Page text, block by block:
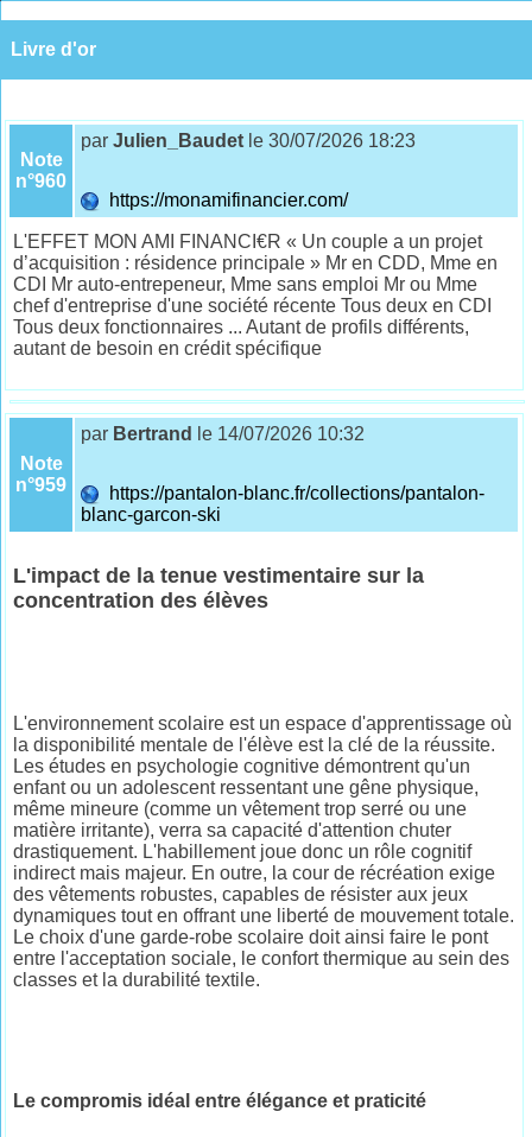
Livre d'or
Note
n°960
parJulien_Baudet le 30/07/2026 18:23
https://monamifinancier.com/
L'EFFET MON AMI FINANCI€R « Un couple a un projet
d’acquisition : résidence principale » Mr en CDD, Mme en
CDI Mr auto-entrepeneur, Mme sans emploi Mr ou Mme
chef d'entreprise d'une société récente Tous deux en CDI
Tous deux fonctionnaires ... Autant de profils différents,
autant de besoin en crédit spécifique
Note
n°959
par Bertrand le 14/07/2026 10:32
https://pantalon-blanc.fr/collections/pantalon-
blanc-garcon-ski
L'impact de la tenue vestimentaire sur la
concentration des élèves
L'environnement scolaire est un espace d'apprentissage où
la disponibilité mentale de l'élève est la clé de la réussite.
Les études en psychologie cognitive démontrent qu'un
enfant ou un adolescent ressentant une gêne physique,
même mineure (comme un vêtement trop serré ou une
matière irritante), verra sa capacité d'attention chuter
drastiquement. L'habillement joue donc un rôle cognitif
indirect mais majeur. En outre, la cour de récréation exige
des vêtements robustes, capables de résister aux jeux
dynamiques tout en offrant une liberté de mouvement totale.
Le choix d'une garde-robe scolaire doit ainsi faire le pont
entre l'acceptation sociale, le confort thermique au sein des
classes et la durabilité textile.
Le compromis idéal entre élégance et praticité